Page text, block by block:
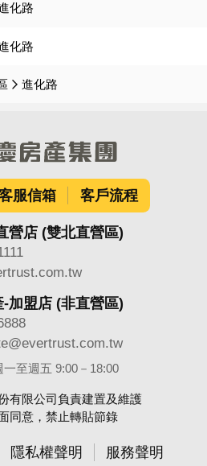
化路
化路
進化路
服信箱 客戶流程
營店 (雙北直營區)
-加盟店 (非直營區)
一至週五 9:00－18:00
有限公司負責建置及維護
同意，禁止轉貼節錄
隱私權聲明 服務聲明